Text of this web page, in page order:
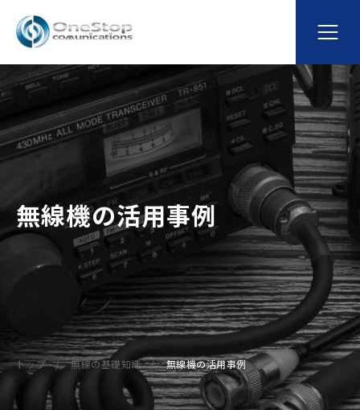
無線機の活用事例
トップ 無線の基礎知識 無線機の活用事例